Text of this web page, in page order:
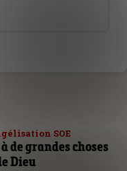
SOE
de grandes choses
Dieu